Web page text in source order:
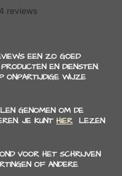
EEN ZO GOED
EN DIENSTEN.
ONPARTIJDIGE WIJZE
GENOMEN OM DE
JE KUNTHIERLEZEN
VOOR HET SCHRIJVEN
OF ANDERE